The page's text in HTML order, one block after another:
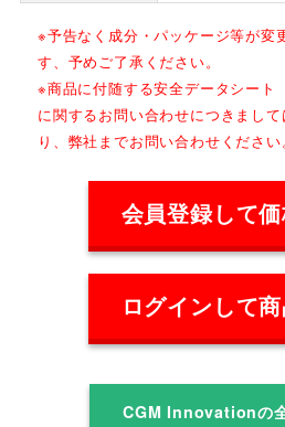
※予告なく成分・パッケージ等が変
す、予めご了承ください。
※商品に付随する安全データシート
に関するお問い合わせにつきまし
り、弊社までお問い合わせください
会員登録して
ログインして
CGM Innovationの